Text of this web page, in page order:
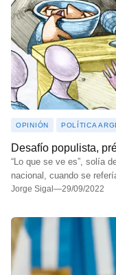
OPINIÓN POLÍTICA
Desafío populista,
“Lo que se ve es”, solía
nacional, cuando se
Jorge Sigal —29/09/2022